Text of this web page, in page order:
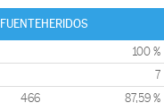
100 %
7
466 87,59 %